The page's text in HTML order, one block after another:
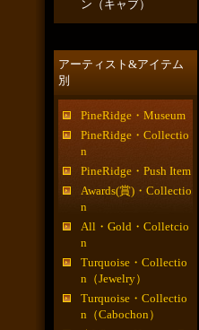
ン（キャブ）
アーティスト&アイテム
別
PineRidge・Museum
PineRidge・Collectio
n
PineRidge・Push Item
Awards(賞)・Collectio
n
All・Gold・Colletcio
n
Turquoise・Collectio
n（Jewelry）
Turquoise・Collectio
n（Cabochon）